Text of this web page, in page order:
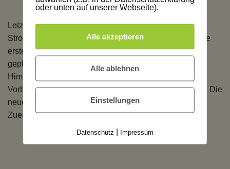
Letzte Woche habe ich vom örtlichen Bauern meine
Strohballen geholt. Und vor ein paar Tagen habe ich die
ersten Samen in mein Fensterbank Gewächshaus
gepflanzt. Heute strahlt die Sonne von einem blauen
Himmel und bei angenehmen Temperaturen fallen die
Vorbereitungen für das Pflanzen auf Stroh richtig leicht. Die
neue Saison für Strohballen beginnt bald.
Zuerst…Weiterlesen »
oder unten auf unserer Webseite).
Alle akzeptieren
Alle ablehnen
Einstellungen
Datenschutz Impressum